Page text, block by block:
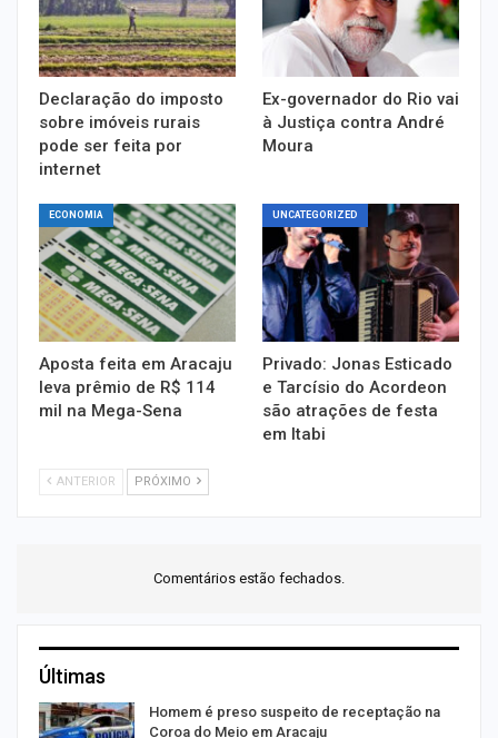
Declaração do imposto
sobre imóveis rurais
pode ser feita por
internet
Ex-governador do Rio vai
à Justiça contra André
Moura
ECONOMIA
Aposta feita em Aracaju
leva prêmio de R$ 114
mil na Mega-Sena
UNCATEGORIZED
Privado: Jonas Esticado
e Tarcísio do Acordeon
são atrações de festa
em Itabi
ANTERIOR PRÓXIMO
Comentários estão fechados.
Últimas
Homem é preso suspeito de receptação na
Coroa do Meio em Aracaju